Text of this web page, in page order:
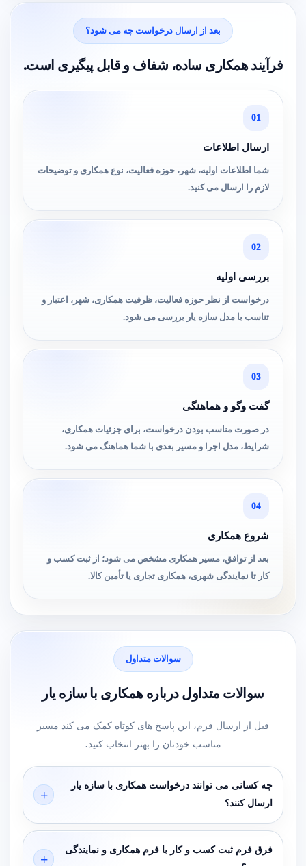
بعد از ارسال درخواست چه می شود؟
فرآیند همکاری ساده، شفاف و قابل پیگیری است.
01
ارسال اطلاعات
شما اطلاعات اولیه، شهر، حوزه فعالیت، نوع همکاری و توضیحات
لازم را ارسال می کنید.
02
بررسی اولیه
درخواست از نظر حوزه فعالیت، ظرفیت همکاری، شهر، اعتبار و
تناسب با مدل سازه یار بررسی می شود.
03
گفت وگو و هماهنگی
در صورت مناسب بودن درخواست، برای جزئیات همکاری،
شرایط، مدل اجرا و مسیر بعدی با شما هماهنگ می شود.
04
شروع همکاری
بعد از توافق، مسیر همکاری مشخص می شود؛ از ثبت کسب و
کار تا نمایندگی شهری، همکاری تجاری یا تأمین کالا.
سوالات متداول
سوالات متداول درباره همکاری با سازه یار
قبل از ارسال فرم، این پاسخ های کوتاه کمک می کند مسیر
مناسب خودتان را بهتر انتخاب کنید.
چه کسانی می توانند درخواست همکاری با سازه یار
ارسال کنند؟
فرق فرم ثبت کسب و کار با فرم همکاری و نمایندگی